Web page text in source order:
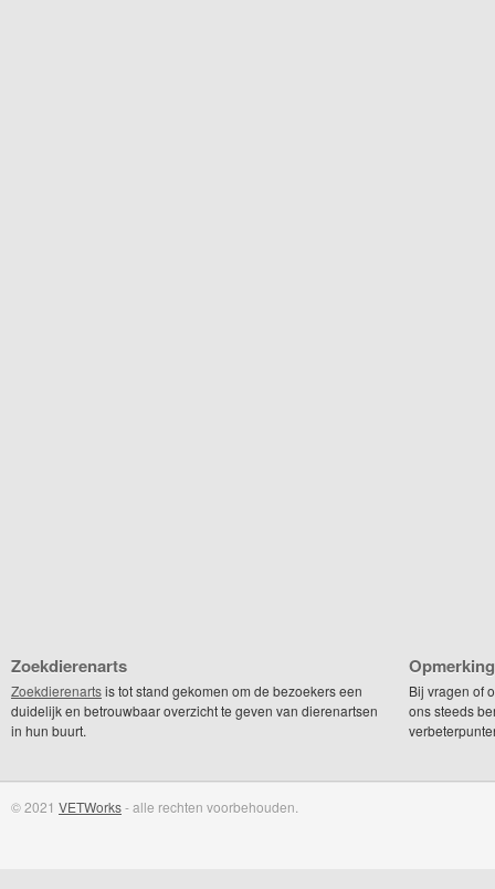
Zoekdierenarts
Zoekdierenartsis tot stand gekomen om de bezoekers een
duidelijk en betrouwbaar overzicht te geven van dierenartsen
in hun buurt.
Bij vragen of
ons steeds
© 2021 VETWorks- alle rechten voorbehouden.